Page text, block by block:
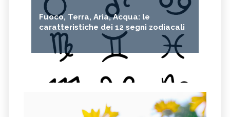
Fuoco, Terra, Aria, Acqua: le
caratteristiche dei 12 segni zodiacali